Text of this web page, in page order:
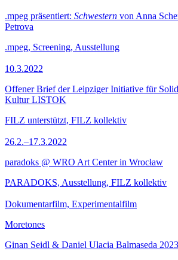
.mpeg präsentiert: Schwestern von Anna
Petrova
.mpeg, Screening, Ausstellung
10.3.2022
Offener Brief der Leipziger Initiative für
Kultur LISTOK
FILZ unterstützt, FILZ kollektiv
26.2.–17.3.2022
paradoks @ WRO Art Center in Wrocław
PARADOKS, Ausstellung, FILZ kollektiv
Dokumentarfilm, Experimentalfilm
Moretones
Ginan Seidl & Daniel Ulacia Balmaseda 2023